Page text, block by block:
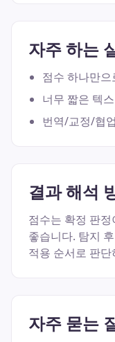
자주 하는
점수 하나만
너무 짧은 텍
번역/교정/협
결과 해석
점수는 확정 판
좋습니다. 탐지
적용 순서로 판단
자주 묻는